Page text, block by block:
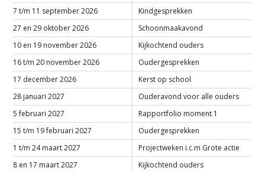
7 t/m 11 september 2026
Kindgesprekken
27 en 29 oktober 2026
Schoonmaakavond
10 en 19 november 2026
Kijkochtend ouders
16 t/m 20 november 2026
Oudergesprekken
17 december 2026
Kerst op school
28 januari 2027
Ouderavond voor alle ouders
5 februari 2027
Rapportfolio moment 1
15 t/m 19 februari 2027
Oudergesprekken
1 t/m 24 maart 2027
Projectweken i.c.m Grote actie
8 en 17 maart 2027
Kijkochtend ouders